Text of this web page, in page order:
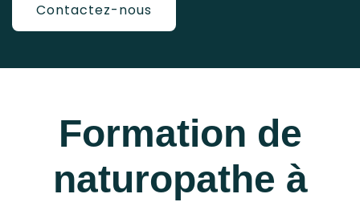
Contactez-nous
Formation de
naturopathe à